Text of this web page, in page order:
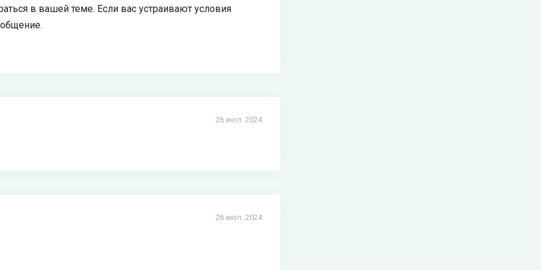
в вашей теме. Если вас устраивают условия
26 июл. 2024
26 июл. 2024